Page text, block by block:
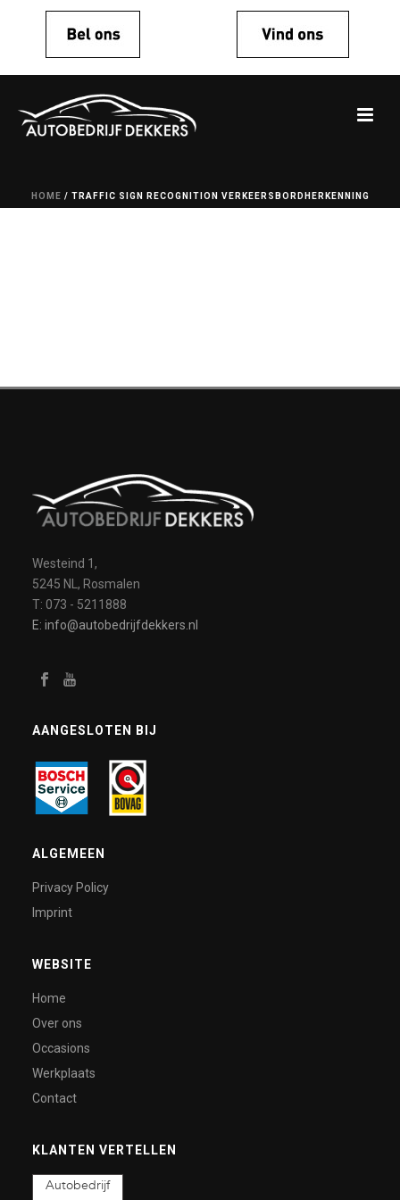
HOME / TRAFFIC SIGN RECOGNITION VERKEERSBORDHERKENNING
Westeind 1,
5245 NL, Rosmalen
T: 073 - 5211888
E: info@autobedrijfdekkers.nl
AANGESLOTEN BIJ
ALGEMEEN
Privacy Policy
Imprint
WEBSITE
Home
Over ons
Occasions
Werkplaats
Contact
KLANTEN VERTELLEN
Autobedrijf